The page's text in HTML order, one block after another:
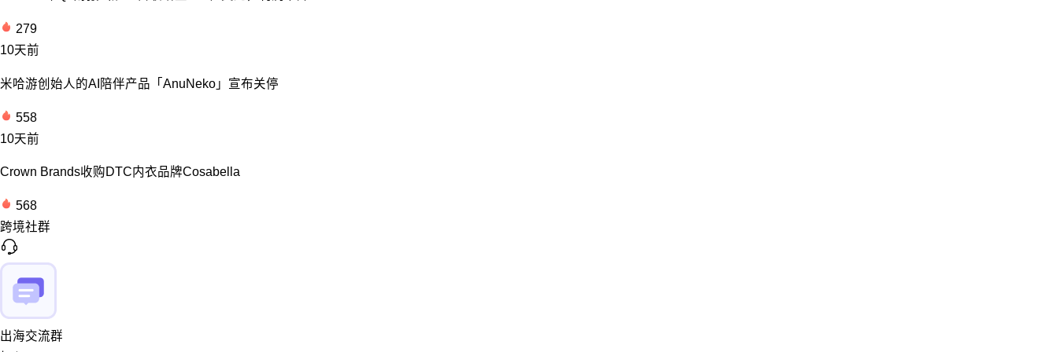
279
10天前
米哈游创始人的AI陪伴产品「AnuNeko」宣布关停
558
10天前
Crown Brands收购DTC内衣品牌Cosabella
568
跨境社群
出海交流群